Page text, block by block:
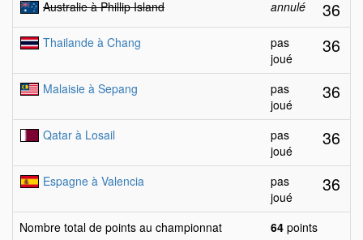
Australie à Phillip Island annulé 36
Thailande à Chang
pas
joué
36
Malaisie à Sepang
pas
joué
36
Qatar à Losail
pas
joué
36
Espagne à Valencia
pas
joué
36
Nombre total de points au championnat 64 points